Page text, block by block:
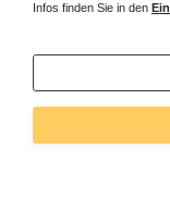
Technisches
Wert
Art.-ID
Infos finden Sie in den